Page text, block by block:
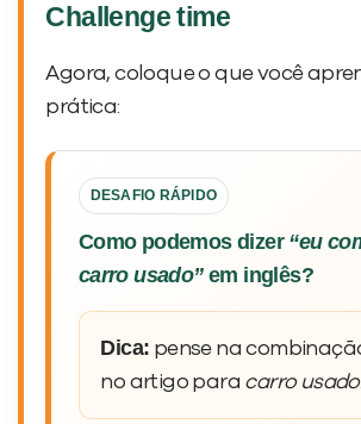
Challenge time
Agora, coloque o que você
prática:
DESAFIO RÁPIDO
Como podemos dizer “eu
carro usado”em inglês?
Dica: pense na
no artigo para carro usado.